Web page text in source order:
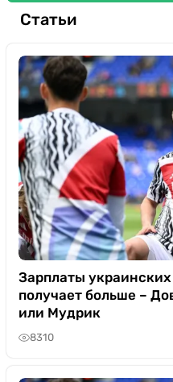
Статьи
Зарплаты
получает больше –
или Мудрик
8310